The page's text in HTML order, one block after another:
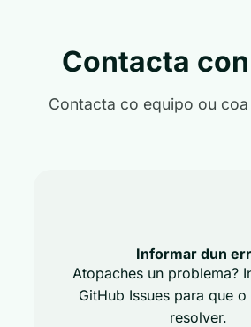
Contacta
Contacta co equipo ou
Informar dun
Atopaches un problema?
GitHub Issues para que
resolver.